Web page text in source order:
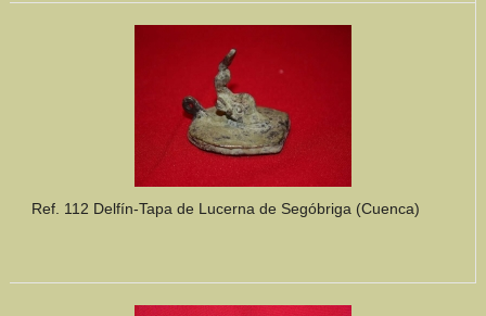
Ref. 112 Delfín-Tapa de Lucerna de Segóbriga (Cuenca)